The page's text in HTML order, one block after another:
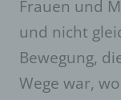
Frauen und
und nicht
Bewegung,
Wege war,
juristische
andere
im Auftrag
i)